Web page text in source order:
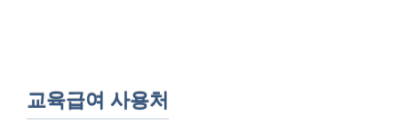
교육급여 사용처